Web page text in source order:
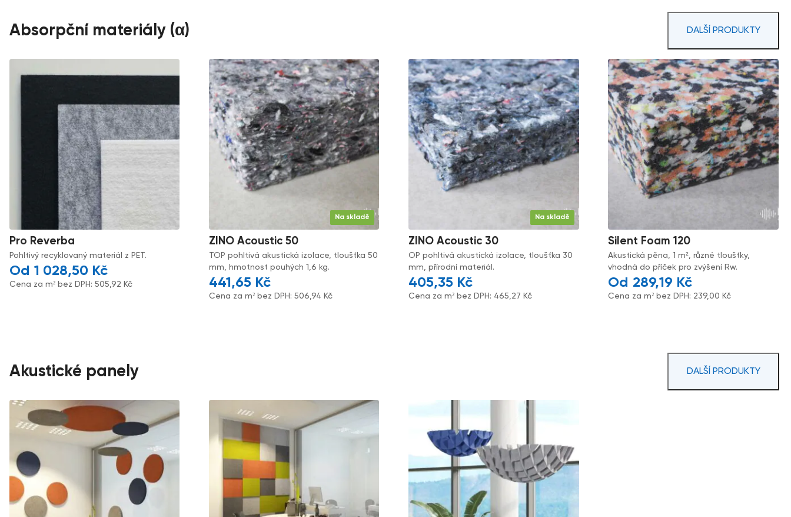
Absorpční materiály (α) DALŠÍ PRODUKTY
Pro Reverba
Pohltivý recyklovaný materiál z PET.
1 028,50 Kč
Cena za m² bez DPH: 505,92 Kč
Na skladě
ZINO Acoustic 50
TOP pohltivá akustická izolace, tloušťka 50
mm, hmotnost pouhých 1,6 kg.
441,65 Kč
Cena za m² bez DPH:506,94 Kč
Na skladě
ZINO Acoustic 30
OP pohltivá akustická izolace, tloušťka 30
mm, přírodní materiál.
405,35 Kč
Cena za m² bez DPH: 465,27 Kč
Silent Foam 120
Akustická pěna, 1 m², různé tloušťky,
vhodná do příček pro zvýšení Rw.
289,19 Kč
Cena za m² bez DPH: 239,00 Kč
Akustické panely DALŠÍ PRODUKTY